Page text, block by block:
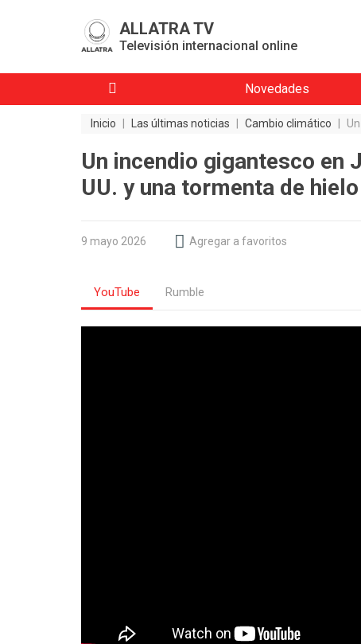
ALLATRA TV
Televisión internacional online
Novedades
Inicio Las últimas noticias Cambio climático
Un incendio gigantesco en
UU. y una tormenta de
9 mayo 2026 Agregar a favoritos
YouTube Rumble